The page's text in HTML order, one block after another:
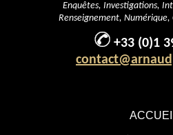
Enquêtes, Investigations,
Renseignement, Numérique,
+33 (0)1